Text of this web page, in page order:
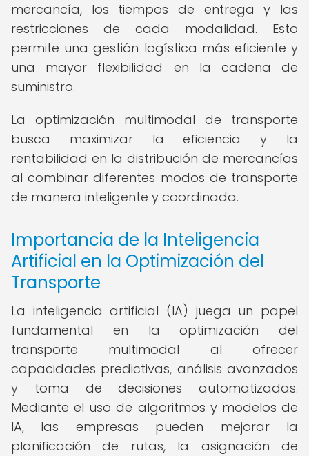
mercancía, los tiempos de entrega y las
restricciones de cada modalidad. Esto
permite una gestión logística más eficiente y
una mayor flexibilidad en la cadena de
suministro.
La optimización multimodal de transporte
busca maximizar la eficiencia y la
rentabilidad en la distribución de mercancías
al combinar diferentes modos de transporte
de manera inteligente y coordinada.
Importancia de la Inteligencia
Artificial en la Optimización del
Transporte
La inteligencia artificial (IA) juega un papel
fundamental en la optimización del
transporte multimodal al ofrecer
capacidades predictivas, análisis avanzados
y toma de decisiones automatizadas.
Mediante el uso de algoritmos y modelos de
IA, las empresas pueden mejorar la
planificación de rutas, la asignación de